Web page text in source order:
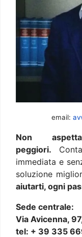
email:
Non
peggiori.
immediata e
soluzione
aiutarti, ogni
Sede centrale:
Via Avicenna,
tel: + 39 335